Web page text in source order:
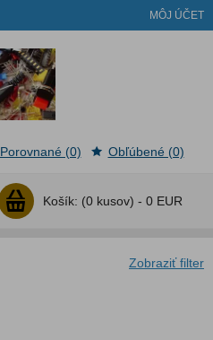
MÔJ ÚČET
Košík: (0 kusov) - 0 EUR
Porovnané (0) Obľúbené (0)
Zobraziť filter